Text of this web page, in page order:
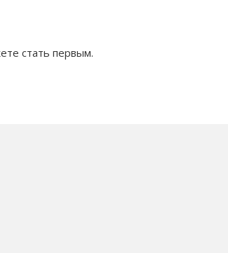
стать первым.